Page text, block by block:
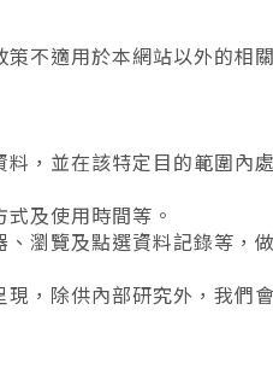
不適用於本網站以外的相
，並在該特定目的範圍內
及使用時間等。
瀏覽及點選資料記錄等，
，除供內部研究外，我們